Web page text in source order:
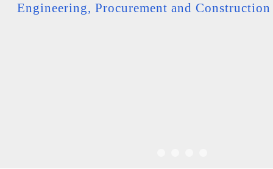
Engineering, Procurement and Construction